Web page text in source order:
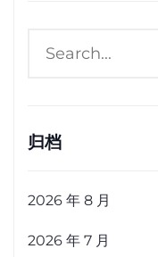
归档
2026 年 8 月
2026 年 7 月